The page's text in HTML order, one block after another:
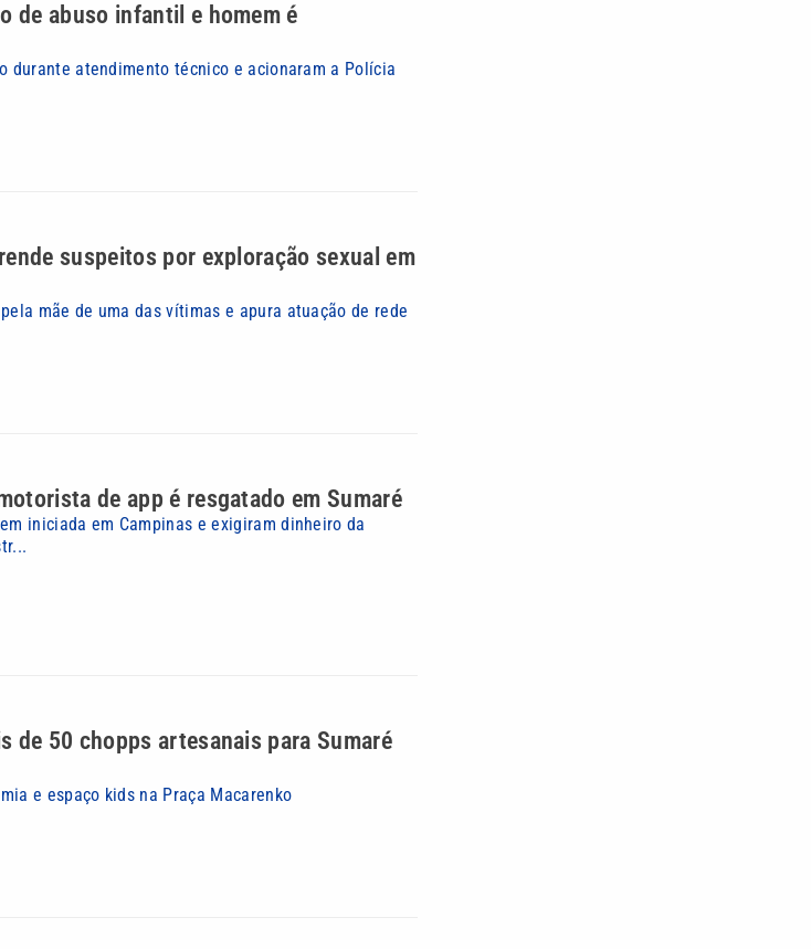
de abuso infantil e homem é
durante atendimento técnico e acionaram a Polícia
suspeitos por exploração sexual em
mãe de uma das vítimas e apura atuação de rede
de app é resgatado em Sumaré
iniciada em Campinas e exigiram dinheiro da
de 50 chopps artesanais para Sumaré
e espaço kids na Praça Macarenko